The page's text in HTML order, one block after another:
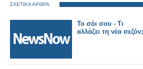
ΣΧΕΤΙΚΑ ΑΡΘΡΑ
Το σόι σου - Τι
αλλάζει τη νέα σεζόν;